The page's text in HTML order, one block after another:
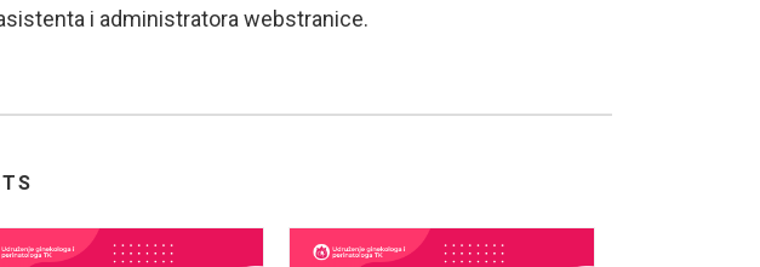
i administratora webstranice.